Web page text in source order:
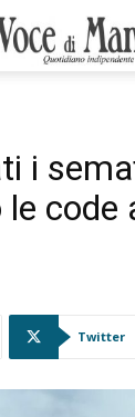
i
code
Twitter